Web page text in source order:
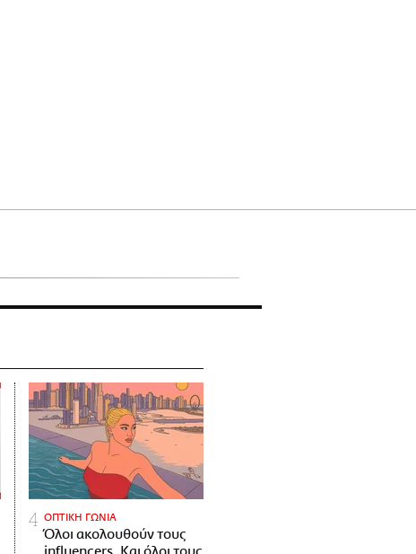
ΟΠΤΙΚΗ ΓΩΝΙΑ
Όλοι ακολουθούν τους